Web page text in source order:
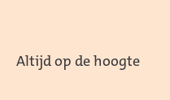
Altijd op de hoogte